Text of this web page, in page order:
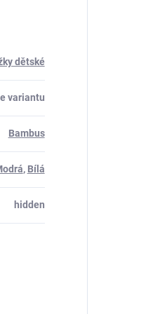
dětské
variantu
Bambus
, Bílá
hidden